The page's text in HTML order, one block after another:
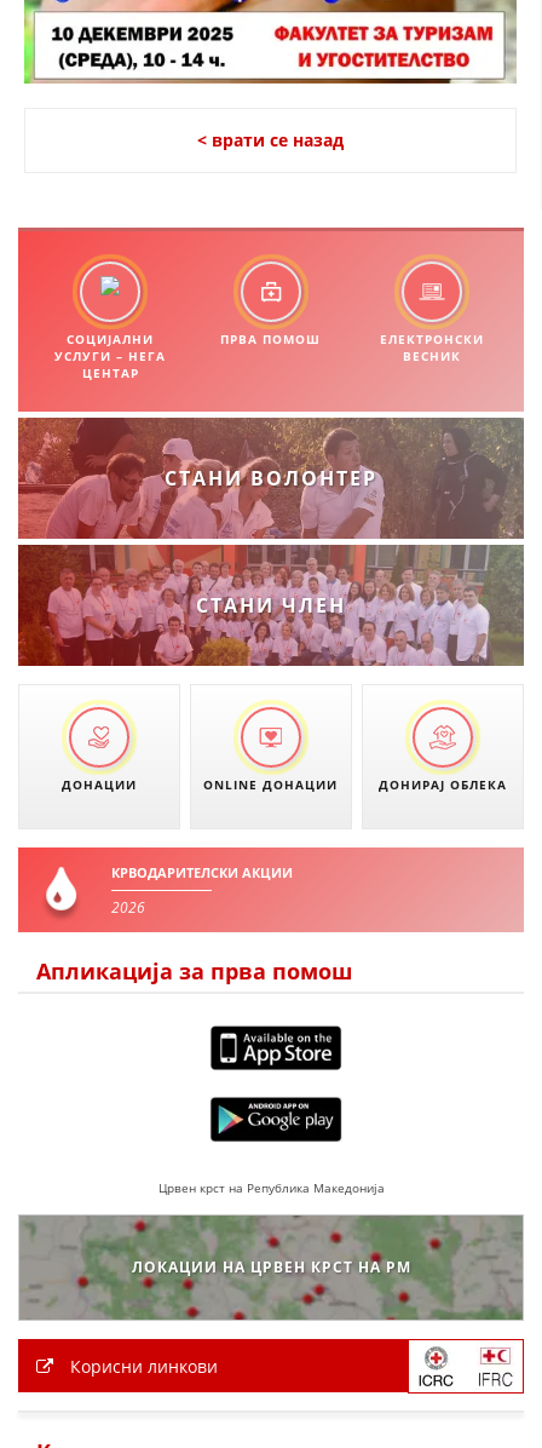
БРОШУРИ
< врати се назад
СОЦИЈАЛНИ
УСЛУГИ – НЕГА
ЦЕНТАР
ПРВА ПОМОШ
ЕЛЕКТРОНСКИ
ВЕСНИК
СТАНИ ВОЛОНТЕР
СТАНИ ЧЛЕН
ДОНАЦИИ ONLINE ДОНАЦИИ ДОНИРАЈ ОБЛЕКА
КРВОДАРИТЕЛСКИ АКЦИИ
2026
Апликација за прва помош
Црвен крст на Република Македонија
ЛОКАЦИИ НА ЦРВЕН КРСТ НА РМ
Корисни линкови